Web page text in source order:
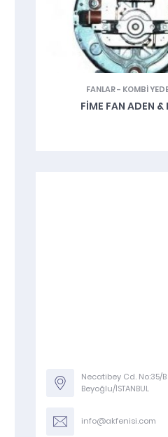
FANLAR- KOMBİ
FIME FAN ADEN &
Necatibey Cd. No:35/
Beyoğlu/İSTANBUL
info@akfenisi.com